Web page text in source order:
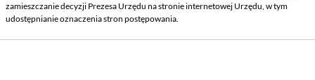
zamieszczanie decyzji Prezesa Urzędu na stronie internetowej Urzędu, w tym
udostępnianie oznaczenia stron postępowania.